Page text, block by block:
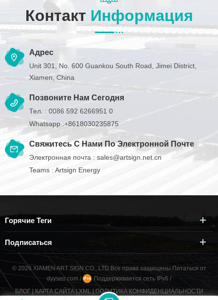
Контакт Информация
Адрес
Unit 301, No. 600 Guankou South Road, Jimei District,
Xiamen, China
Позвоните Нам Сегодня
Тел. : 0086 592 6266951 0
Whatsapp :+8618030235875
Свяжитесь С Нами По Электронной Почте
Электронная почта : sales@artsign.net.cn
Teams : Artsign Energy
Горячие Теги
Подписаться
© 2026 XIAMEN ART SIGN CO., LTD.Все права защищены.Питаться от
dyyseo.com / Поддерживается сеть IPv6 /
БЛОГ|КАРТА САЙТА|XML | ПОЛИТИКА КОНФИДЕНЦИАЛЬНОСТИ